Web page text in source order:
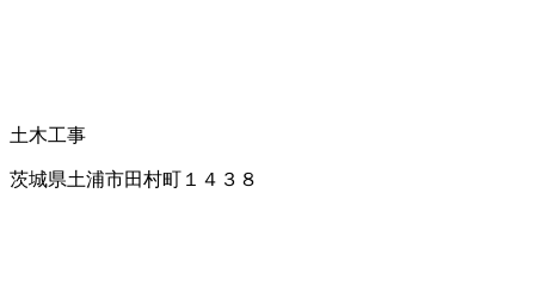
土木工事
茨城県土浦市田村町１４３８